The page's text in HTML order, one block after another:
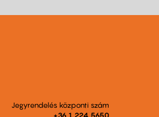
Jegyrendelés központi szám
+36 1 224 5650